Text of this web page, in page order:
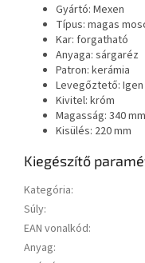
Gyártó: Mexen
Típus: magas
Kar: forgatható
Anyaga: sárgaréz
Patron: kerámia
Levegőztető: Igen
Kivitel: króm
Magasság: 340 mm
Kisülés: 220 mm
Kiegészítő
Kategória:
Súly:
EAN vonalkód:
Anyag: